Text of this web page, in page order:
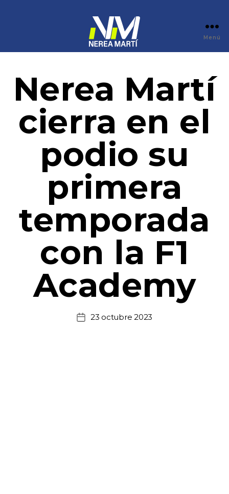
Menú
Nerea Martí
cierra en el
podio su
primera
temporada
con la F1
Academy
Fecha
23 octubre 2023